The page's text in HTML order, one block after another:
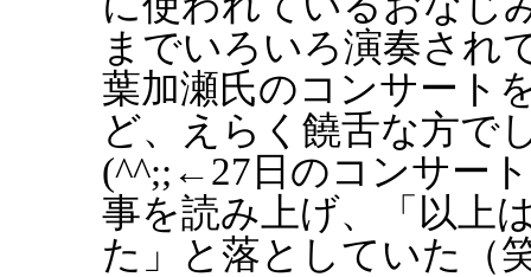
までいろいろ演奏され
葉加瀬氏のコンサート
ど、えらく饒舌な方で
(^^;;←27日のコンサー
事を読み上げ、「以上
た」と落としていた（